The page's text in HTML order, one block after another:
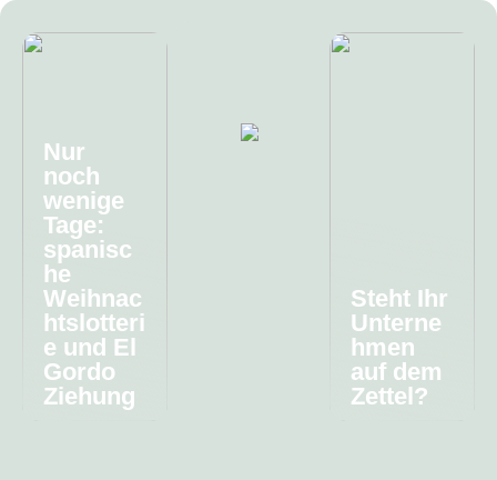
Nur
noch
wenige
Tage:
spanisc
he
Weihnac
htslotteri
e und El
Gordo
Ziehung
Steht Ihr
Unterne
hmen
auf dem
Zettel?